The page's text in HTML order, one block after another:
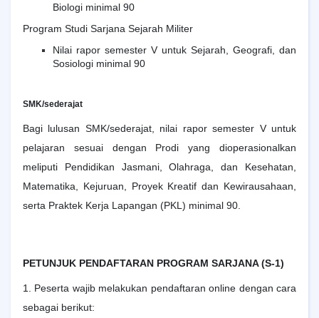
Biologi minimal 90
Program Studi Sarjana Sejarah Militer
Nilai rapor semester V untuk Sejarah, Geografi, dan
Sosiologi minimal 90
SMK/sederajat
Bagi lulusan SMK/sederajat, nilai rapor semester V untuk
pelajaran sesuai dengan Prodi yang dioperasionalkan
meliputi Pendidikan Jasmani, Olahraga, dan Kesehatan,
Matematika, Kejuruan, Proyek Kreatif dan Kewirausahaan,
serta Praktek Kerja Lapangan (PKL) minimal 90.
PETUNJUK PENDAFTARAN PROGRAM SARJANA (S-1)
1. Peserta wajib melakukan pendaftaran online dengan cara
sebagai berikut: